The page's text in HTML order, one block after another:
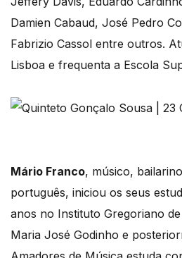
Damien Cabaud, José Pedro
Fabrizio Cassol entre outros.
Lisboa e frequenta a Escola
Mário Franco, músico,
português, iniciou os seus
anos no Instituto Gregoriano
Maria José Godinho e